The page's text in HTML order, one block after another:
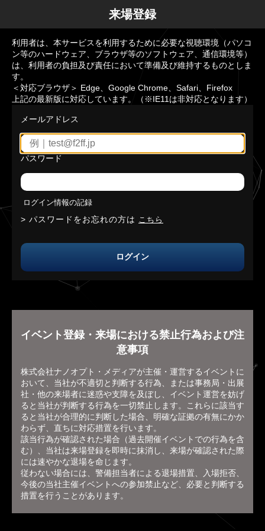
来場登録
利用者は、本サービスを利用するために必要な視聴環境（パソコ
ン等のハードウェア、ブラウザ等のソフトウェア、通信環境等）
は、利用者の負担及び責任において準備及び維持するものとしま
す。
＜対応ブラウザ＞ Edge、Google Chrome、Safari、Firefox
上記の最新版に対応しています。（※IE11は非対応となります）
メールアドレス
パスワード
ログイン情報の記録
パスワードをお忘れの方は こちら
ログイン
イベント登録・来場における禁止行為および注
意事項
株式会社ナノオプト・メディアが主催・運営するイベントに
おいて、当社が不適切と判断する行為、または事務局・出展
社・他の来場者に迷惑や支障を及ぼし、イベント運営を妨げ
ると当社が判断する行為を一切禁止します。これらに該当す
ると当社が合理的に判断した場合、明確な証拠の有無にかか
わらず、直ちに対応措置を行います。
該当行為が確認された場合（過去開催イベントでの行為を含
む）、当社は来場登録を即時に抹消し、来場が確認された際
には速やかな退場を命じます。
従わない場合には、警備担当者による退場措置、入場拒否、
今後の当社主催イベントへの参加禁止など、必要と判断する
措置を行うことがあります。